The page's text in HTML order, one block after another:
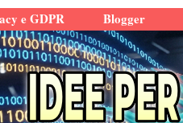
e GDPR Blogger